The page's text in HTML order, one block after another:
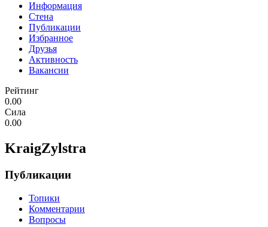
Информация
Стена
Публикации
Избранное
Друзья
Активность
Вакансии
Рейтинг
0.00
Сила
0.00
KraigZylstra
Публикации
Топики
Комментарии
Вопросы